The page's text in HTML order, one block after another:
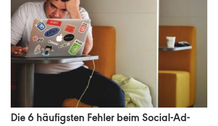
Die 6 häufigsten Fehler beim Social-Ad-